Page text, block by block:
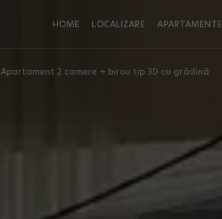
HOME LOCALIZARE APARTAMENTE
Apartament 2 camere + birou tip 3D cu grădină